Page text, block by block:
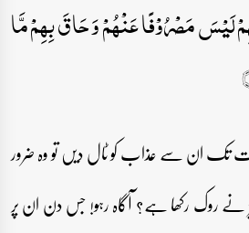
لَیۡسَ مَصۡرُوۡفًا عَنۡہُمۡ وَ حَاقَ بِہِمۡ مَّا
تک ان سے عذاب کو ٹال دیں تو وہ ضرور
روک رکھا ہے؟ آگاہ رہو! جس دن ان پر